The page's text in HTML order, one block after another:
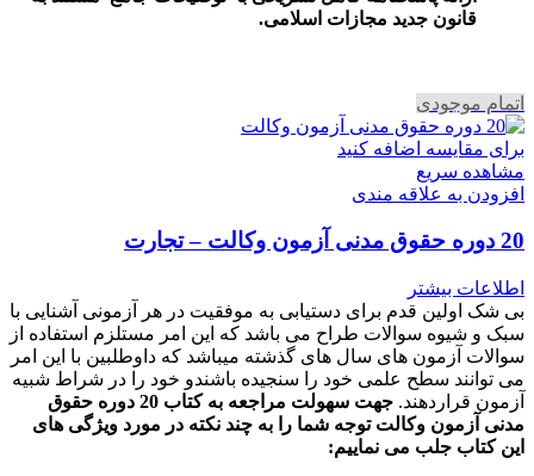
قانون جدید مجازات اسلامی.
اتمام موجودی
برای مقایسه اضافه کنید
مشاهده سریع
افزودن به علاقه مندی
20 دوره حقوق مدنی آزمون وکالت – تجارت
اطلاعات بیشتر
بی شک اولین قدم برای دستیابی به موفقیت در هر آزمونی آشنایی با
سبک و شیوه سوالات طراح می باشد که این امر مستلزم استفاده از
سوالات آزمون های سال های گذشته میباشد که داوطلبین با این امر
می توانند سطح علمی خود را سنجیده باشندو خود را در شراط شبیه
آزمون قراردهند.
جهت سهولت مراجعه به کتاب 20 دوره حقوق
مدنی آزمون وکالت توجه شما را به چند نکته در مورد ویژگی های
این کتاب جلب می نماییم: